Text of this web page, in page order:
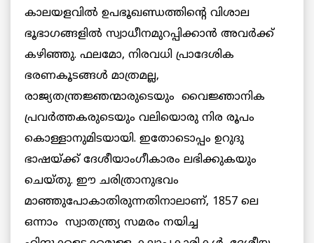
കാലയളവില്‍ ഉപഭൂഖണ്ഡത്തിന്റെ വിശാല
ഭൂഭാഗങ്ങളില്‍ സ്വാധീനമുറപ്പിക്കാന്‍ അവര്‍ക്ക്
കഴിഞ്ഞു. ഫലമോ, നിരവധി പ്രാദേശിക
ഭരണകൂടങ്ങള്‍ മാത്രമല്ല,
രാജ്യതന്ത്രജ്ഞന്മാരുടെയും വൈജ്ഞാനിക
പ്രവര്‍ത്തകരുടെയും വലിയൊരു നിര രൂപം
കൊള്ളാനുമിടയായി. ഇതോടൊപ്പം ഉറുദു
ഭാഷയ്ക്ക് ദേശീയാംഗീകാരം ലഭിക്കുകയും
ചെയ്തു. ഈ ചരിത്രാനുഭവം
മാഞ്ഞുപോകാതിരുന്നതിനാലാണ്, 1857 ലെ
ഒന്നാം സ്വാതന്ത്ര്യ സമരം നയിച്ച